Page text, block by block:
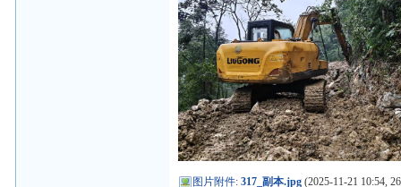
图片附件:317_副本.jpg (2025-11-21 10:54,